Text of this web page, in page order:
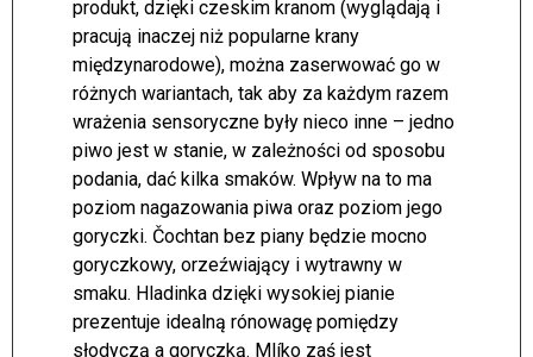
produkt, dzięki czeskim kranom (wyglądają i
pracują inaczej niż popularne krany
międzynarodowe), można zaserwować go w
różnych wariantach, tak aby za każdym razem
wrażenia sensoryczne były nieco inne – jedno
piwo jest w stanie, w zależności od sposobu
podania, dać kilka smaków. Wpływ na to ma
poziom nagazowania piwa oraz poziom jego
goryczki. Čochtan bez piany będzie mocno
goryczkowy, orzeźwiający i wytrawny w
smaku. Hladinka dzięki wysokiej pianie
prezentuje idealną rónowagę pomiędzy
słodyczą a goryczką. Mlíko zaś jest